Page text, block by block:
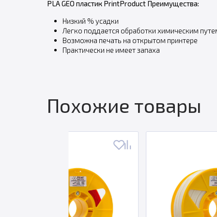
PLA GEO пластик PrintProduct Преимущества:
Низкий % усадки
Легко поддается обработки химическим
Возможна печать на открытом принтере
Практически не имеет запаха
Похожие товары